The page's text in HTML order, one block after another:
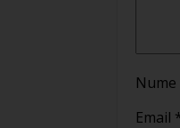
Nume
Email